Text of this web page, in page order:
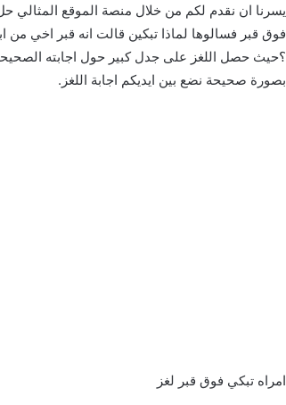
يسرنا ان نقدم لكم من خلال منصة الموقع المثالي حل
فوق قبر فسالوها لماذا تبكين قالت انه قبر اخي
؟حيث حصل اللغز على جدل كبير حول اجابته الصحيحة
بصورة صحيحة نضع بين ايديكم اجابة اللغز.
امراه تبكي فوق قبر لغز